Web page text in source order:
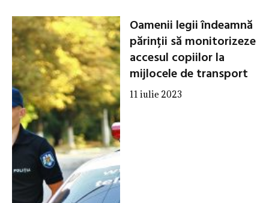
Oamenii legii îndeamnă
părinții să monitorizeze
accesul copiilor la
mijlocele de transport
11 iulie 2023